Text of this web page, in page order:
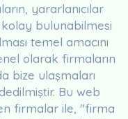
yararlanıcılar
bulunabilmesi
temel amacını
olarak firmaların
bize ulaşmaları
Bu web
firmalar ile, "firma